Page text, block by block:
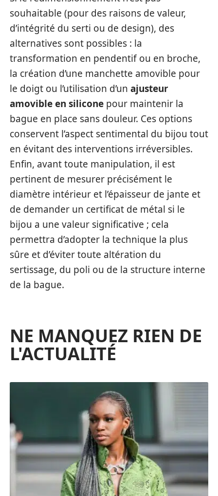
souhaitable (pour des raisons de valeur,
d’intégrité du serti ou de design), des
alternatives sont possibles : la
transformation en pendentif ou en broche,
la création d’une manchette amovible pour
le doigt ou l’utilisation d’un ajusteur
amovible en silicone pour maintenir la
bague en place sans douleur. Ces options
conservent l’aspect sentimental du bijou tout
en évitant des interventions irréversibles.
Enfin, avant toute manipulation, il est
pertinent de mesurer précisément le
diamètre intérieur et l’épaisseur de jante et
de demander un certificat de métal si le
bijou a une valeur significative ; cela
permettra d’adopter la technique la plus
sûre et d’éviter toute altération du
sertissage, du poli ou de la structure interne
de la bague.
NE MANQUEZ RIEN DE
L'ACTUALITÉ